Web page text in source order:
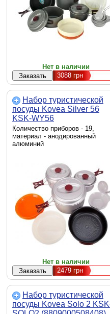
Нет в наличии
3088 грн
Набор туристической
посуды Kovea Silver 56
KSK-WY56
(8809000508453)
Количество приборов - 19,
материал - анодированный
алюминий
Нет в наличии
2479 грн
Набор туристической
посуды Kovea Solo 2